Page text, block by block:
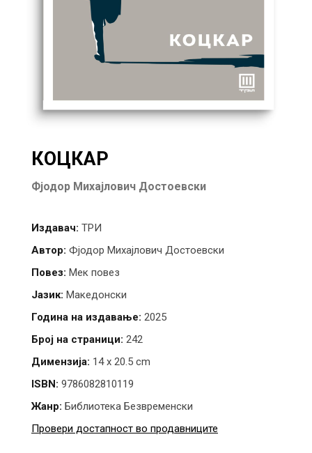
КОЦКАР
Фјодор Михајлович Достоевски
Издавач: ТРИ
Автор: Фјодор Михајлович Достоевски
Повез: Мек повез
Јазик: Македонски
Година на издавање: 2025
Број на страници: 242
Димензија: 14 x 20.5 cm
ISBN: 9786082810119
Жанр: Библиотека Безвременски
Провери достапност во продавниците